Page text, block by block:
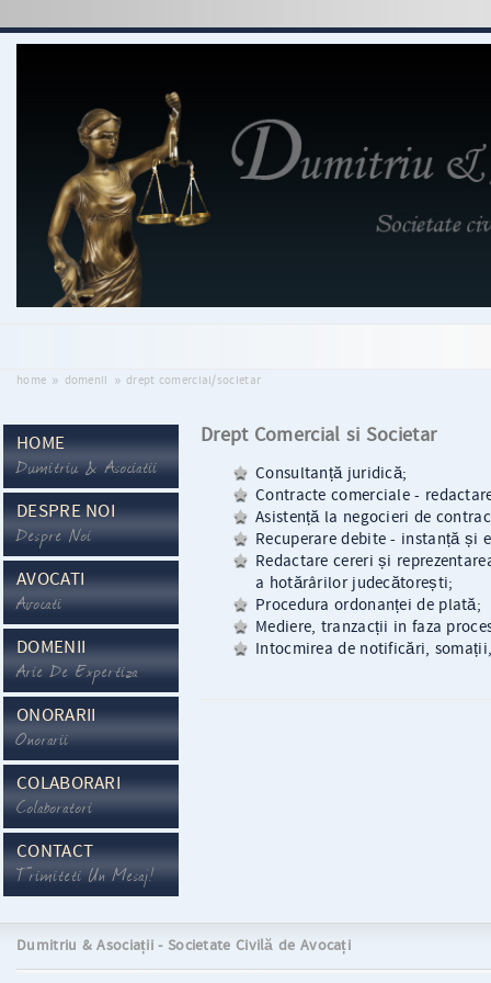
home » domenii » drept comercial/societar
HOME
Dumitriu & Asociatii
DESPRE NOI
Despre Noi
AVOCATI
Avocati
DOMENII
Arie De Expertiza
ONORARII
Onorarii
COLABORARI
Colaboratori
CONTACT
Trimiteti Un Mesaj!
Drept Comercial si Societar
Consultanță juridică;
Contracte comerciale -
Asistență la negocieri de
Recuperare debite - instanță și
Redactare cereri și
a hotărârilor judecătorești;
Procedura ordonanței de plată;
Mediere, tranzacții in faza
Intocmirea de notificări,
Dumitriu & Asociații - Societate Civilă de Avocați